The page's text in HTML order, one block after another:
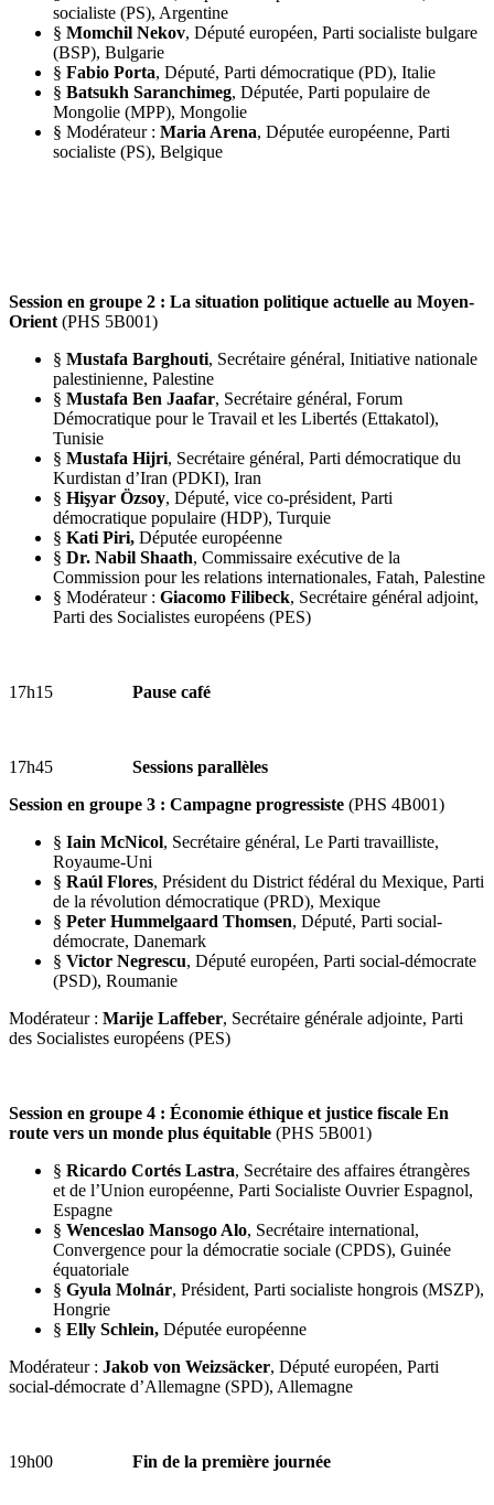
socialiste (PS), Argentine
§ Momchil Nekov, Député européen, Parti socialiste bulgare
(BSP), Bulgarie
§ Fabio Porta, Député, Parti démocratique (PD), Italie
§ Batsukh Saranchimeg, Députée, Parti populaire de
Mongolie (MPP), Mongolie
§ Modérateur : Maria Arena, Députée européenne, Parti
socialiste (PS), Belgique
Session en groupe 2 : La situation politique actuelle au Moyen-
Orient (PHS 5B001)
§ Mustafa Barghouti, Secrétaire général, Initiative nationale
palestinienne, Palestine
§ Mustafa Ben Jaafar, Secrétaire général, Forum
Démocratique pour le Travail et les Libertés (Ettakatol),
Tunisie
§ Mustafa Hijri, Secrétaire général, Parti démocratique du
Kurdistan d’Iran (PDKI), Iran
§ Hişyar Özsoy, Député, vice co-président, Parti
démocratique populaire (HDP), Turquie
§ Kati Piri, Députée européenne
§ Dr. Nabil Shaath, Commissaire exécutive de la
Commission pour les relations internationales, Fatah, Palestine
§ Modérateur : Giacomo Filibeck, Secrétaire général adjoint,
Parti des Socialistes européens (PES)
17h15 Pause café
17h45 Sessions parallèles
Session en groupe 3 : Campagne progressiste (PHS 4B001)
§ Iain McNicol, Secrétaire général, Le Parti travailliste,
Royaume-Uni
§ Raúl Flores, Président du District fédéral du Mexique, Parti
de la révolution démocratique (PRD), Mexique
§ Peter Hummelgaard Thomsen, Député, Parti social-
démocrate, Danemark
§ Victor Negrescu, Député européen, Parti social-démocrate
(PSD), Roumanie
Modérateur : Marije Laffeber, Secrétaire générale adjointe, Parti
des Socialistes européens (PES)
Session en groupe 4 : Économie éthique et justice fiscale En
route vers un monde plus équitable (PHS 5B001)
§ Ricardo Cortés Lastra, Secrétaire des affaires étrangères
et de l’Union européenne, Parti Socialiste Ouvrier Espagnol,
Espagne
§ Wenceslao Mansogo Alo, Secrétaire international,
Convergence pour la démocratie sociale (CPDS), Guinée
équatoriale
§ Gyula Molnár, Président, Parti socialiste hongrois (MSZP),
Hongrie
§ Elly Schlein, Députée européenne
Modérateur : Jakob von Weizsäcker, Député européen, Parti
social-démocrate d’Allemagne (SPD), Allemagne
19h00 Fin de la première journée